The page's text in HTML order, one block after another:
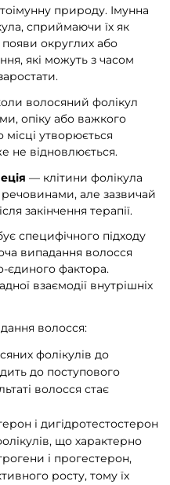
природу. Імунна
сприймаючи їх як
округлих або
які можуть з часом
волосяний фолікул
опіку або важкого
місці утворюється
не відновлюється.
— клітини фолікула
але зазвичай
закінчення терапії.
специфічного підходу
випадання волосся
єдиного фактора.
взаємодії внутрішніх
волосся:
фолікулів до
до поступового
волосся стає
і дигідротестостерон
що характерно
і прогестерон,
росту, тому їх